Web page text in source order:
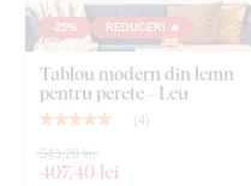
-25% REDUCERI 🔥
Tablou modern din lemn
pentru perete - Leu
( 4)
407,40 lei
543,20 lei